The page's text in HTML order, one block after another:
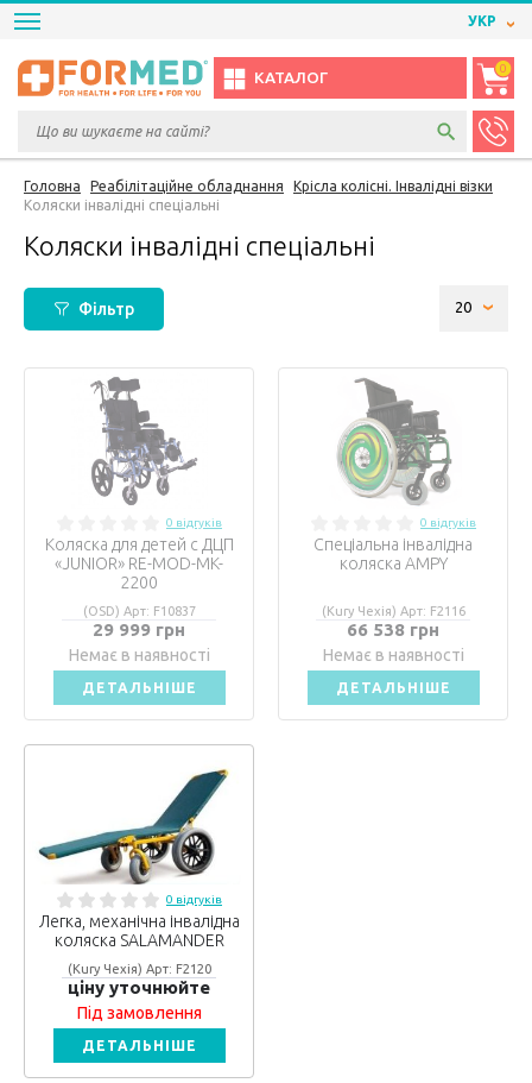
УКР
КАТАЛОГ
0
Головна Реабілітаційне обладнання
Крісла колісні. Інвалідні візки
Коляски інвалідні спеціальні
Коляски інвалідні спеціальні
Фільтр
0 відгуків
Коляска для детей с ДЦП
«JUNIOR» RE-MOD-MK-
2200
(OSD) Арт: F10837
29 999 грн
Немає в наявності
ДЕТАЛЬНІШЕ
0 відгуків
Спеціальна інвалідна
коляска AMPY
(Kury Чехія) Арт: F2116
66 538 грн
Немає в наявності
ДЕТАЛЬНІШЕ
0 відгуків
Легка, механічна інвалідна
коляска SALAMANDER
(Kury Чехія) Арт: F2120
ціну уточнюйте
Під замовлення
ДЕТАЛЬНІШЕ